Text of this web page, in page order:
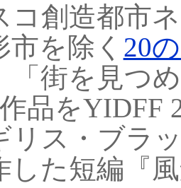
創造都市
を除く 20
「街を見つ
品をYIDFF
リス・ブラ
した短編『